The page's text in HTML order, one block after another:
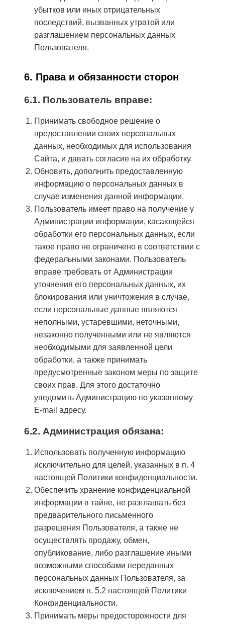
убытков или иных отрицательных
последствий, вызванных утратой или
разглашением персональных данных
Пользователя.
6. Права и обязанности сторон
6.1. Пользователь вправе:
Принимать свободное решение о
предоставлении своих персональных
данных, необходимых для использования
Сайта, и давать согласие на их обработку.
Обновить, дополнить предоставленную
информацию о персональных данных в
случае изменения данной информации.
Пользователь имеет право на получение у
Администрации информации, касающейся
обработки его персональных данных, если
такое право не ограничено в соответствии с
федеральными законами. Пользователь
вправе требовать от Администрации
уточнения его персональных данных, их
блокирования или уничтожения в случае,
если персональные данные являются
неполными, устаревшими, неточными,
незаконно полученными или не являются
необходимыми для заявленной цели
обработки, а также принимать
предусмотренные законом меры по защите
своих прав. Для этого достаточно
уведомить Администрацию по указанному
E-mail адресу.
6.2. Администрация обязана:
Использовать полученную информацию
исключительно для целей, указанных в п. 4
настоящей Политики конфиденциальности.
Обеспечить хранение конфиденциальной
информации в тайне, не разглашать без
предварительного письменного
разрешения Пользователя, а также не
осуществлять продажу, обмен,
опубликование, либо разглашение иными
возможными способами переданных
персональных данных Пользователя, за
исключением п. 5.2 настоящей Политики
Конфиденциальности.
Принимать меры предосторожности для